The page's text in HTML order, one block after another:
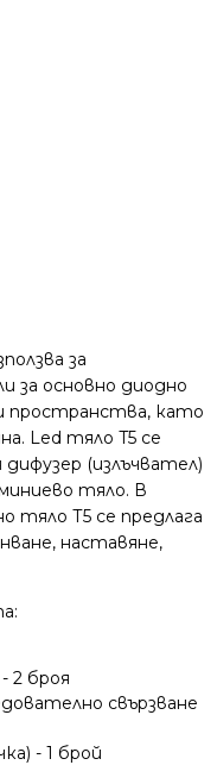
за
за основно диодно
пространства, като
Led тяло T5 се
(излъчвател)
тяло. В
тяло Т5 се предлага
наставяне,
2 броя
свързване
- 1 брой